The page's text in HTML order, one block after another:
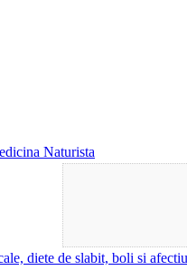
Naturista